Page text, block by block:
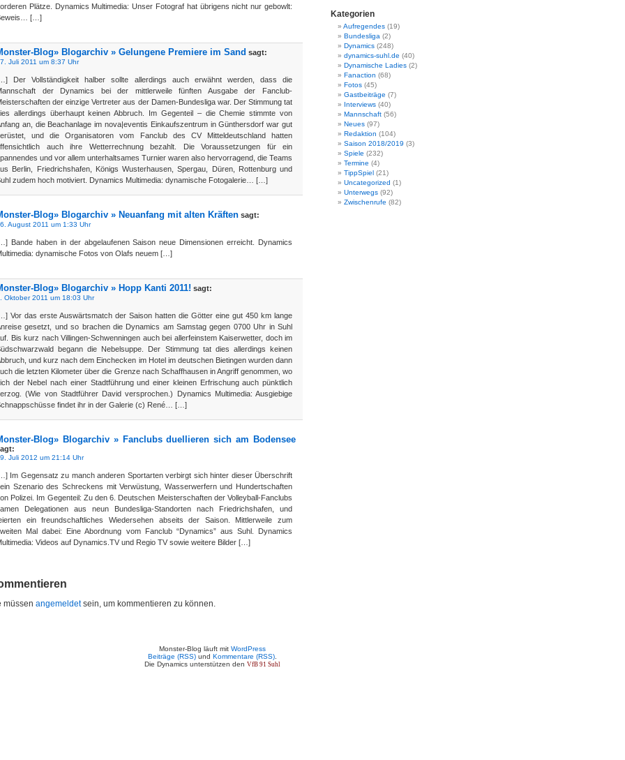
Plätze. Dynamics Multimedia: Unser Fotograf hat übrigens nicht nur gebowlt:
[…]
Blog» Blogarchiv » Gelungene Premiere im Sand sagt:
Juli 2011 um 8:37 Uhr
Der Vollständigkeit halber sollte allerdings auch erwähnt werden, dass die
der Dynamics bei der mittlerweile fünften Ausgabe der Fanclub-
der einzige Vertreter aus der Damen-Bundesliga war. Der Stimmung tat
allerdings überhaupt keinen Abbruch. Im Gegenteil – die Chemie stimmte von
an, die Beachanlage im nova|eventis Einkaufszentrum in Günthersdorf war gut
und die Organisatoren vom Fanclub des CV Mitteldeutschland hatten
auch ihre Wetterrechnung bezahlt. Die Voraussetzungen für ein
und vor allem unterhaltsames Turnier waren also hervorragend, die Teams
Berlin, Friedrichshafen, Königs Wusterhausen, Spergau, Düren, Rottenburg und
zudem hoch motiviert. Dynamics Multimedia: dynamische Fotogalerie… […]
Blog» Blogarchiv » Neuanfang mit alten Kräften sagt:
August 2011 um 1:33 Uhr
Bande haben in der abgelaufenen Saison neue Dimensionen erreicht. Dynamics
dynamische Fotos von Olafs neuem […]
Blog» Blogarchiv » Hopp Kanti 2011! sagt:
Oktober 2011 um 18:03 Uhr
Vor das erste Auswärtsmatch der Saison hatten die Götter eine gut 450 km lange
gesetzt, und so brachen die Dynamics am Samstag gegen 0700 Uhr in Suhl
Bis kurz nach Villingen-Schwenningen auch bei allerfeinstem Kaiserwetter, doch im
begann die Nebelsuppe. Der Stimmung tat dies allerdings keinen
und kurz nach dem Einchecken im Hotel im deutschen Bietingen wurden dann
die letzten Kilometer über die Grenze nach Schaffhausen in Angriff genommen, wo
der Nebel nach einer Stadtführung und einer kleinen Erfrischung auch pünktlich
(Wie von Stadtführer David versprochen.) Dynamics Multimedia: Ausgiebige
findet ihr in der Galerie (c) René… […]
Blog» Blogarchiv » Fanclubs duellieren sich am Bodensee
Juli 2012 um 21:14 Uhr
Im Gegensatz zu manch anderen Sportarten verbirgt sich hinter dieser Überschrift
Szenario des Schreckens mit Verwüstung, Wasserwerfern und Hundertschaften
Polizei. Im Gegenteil: Zu den 6. Deutschen Meisterschaften der Volleyball-Fanclubs
Delegationen aus neun Bundesliga-Standorten nach Friedrichshafen, und
ein freundschaftliches Wiedersehen abseits der Saison. Mittlerweile zum
Mal dabei: Eine Abordnung vom Fanclub “Dynamics” aus Suhl. Dynamics
Videos auf Dynamics.TV und Regio TV sowie weitere Bilder […]
müssen angemeldetsein, um kommentieren zu können.
Kategorien
Aufregendes (19)
Bundesliga (2)
Dynamics (248)
dynamics-suhl.de (40)
Dynamische Ladies (2)
Fanaction (68)
Fotos (45)
Gastbeiträge (7)
Interviews (40)
Mannschaft (56)
Neues (97)
Redaktion (104)
Saison 2018/2019 (3)
Spiele (232)
Termine (4)
TippSpiel (21)
Uncategorized (1)
Unterwegs (92)
Zwischenrufe (82)
Monster-Blog läuft mit WordPress
Beiträge (RSS)und Kommentare (RSS).
Die Dynamics unterstützen den VfB 91 Suhl